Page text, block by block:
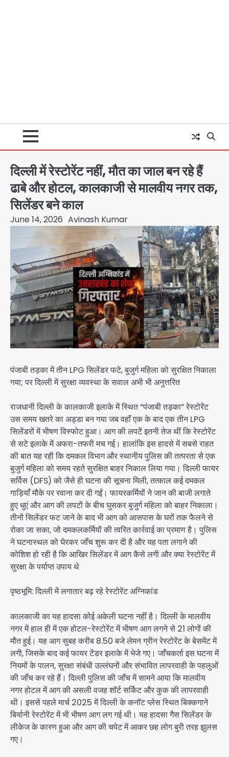
दिल्ली में रेस्टोरेंट नहीं, मौत का जाल बन रहे हैं
ढाबे और होटल, कालकाजी से मालवीय नगर तक,
सिलेंडर बने काल
June 14, 2026 Avinash Kumar
पंजाबी तड़का में तीन LPG सिलेंडर फटे, बुजुर्ग महिला को सुरक्षित निकाला
गया; पर दिल्ली में सुरक्षा व्यवस्था के सवाल अभी भी अनुत्तरित
राजधानी दिल्ली के कालकाजी इलाके में स्थित “पंजाबी तड़का” रेस्टोरेंट
उस समय खतरे का अड्डा बन गया जब वहाँ एक के बाद एक तीन LPG
सिलेंडरों में भीषण विस्फोट हुआ। आग की लपटें इतनी तेज थीं कि रेस्टोरेंट
से सटे इलाके में अफरा-तफरी मच गई। हालांकि इस हादसे में सबसे राहत
की बात यह रही कि दमकल विभाग और स्थानीय पुलिस की तत्परता से एक
बुजुर्ग महिला को समय रहते सुरक्षित बाहर निकाल लिया गया। दिल्ली फायर
सर्विस (DFS) को जैसे ही घटना की सूचना मिली, तत्काल कई दमकल
गाड़ियाँ मौके पर रवाना कर दी गईं। फायरकर्मियों ने जान की बाजी लगाते
हुए धुएं और आग की लपटों के बीच घुसकर बुजुर्ग महिला को बाहर निकाला।
तीनों सिलेंडर फट जाने के बाद भी आग को आसपास के घरों तक फैलने से
रोका जा सका, जो दमकलकर्मियों की त्वरित कार्रवाई का प्रमाण है। पुलिस
ने घटनास्थल को घेरकर जाँच शुरू कर दी है और यह पता लगाने की
कोशिश हो रही है कि आखिर सिलेंडर में आग कैसे लगी और क्या रेस्टोरेंट में
सुरक्षा के पर्याप्त उपाय थे
पृष्ठभूमि: दिल्ली में लगातार बढ़ रहे रेस्टोरेंट अग्निकांड
कालकाजी का यह हादसा कोई अकेली घटना नहीं है। दिल्ली के मालवीय
नगर में हाल ही में एक होटल-रेस्टोरेंट में भीषण आग लगने से 21 लोगों की
मौत हुई। यह आग सुबह करीब 8.50 बजे लेमन ग्रीन रेस्टोरेंट के बेसमेंट में
लगी, जिसके बाद कई फायर टेंडर इलाके में भेजे गए। जाँचकर्ता इस घटना में
नियमों के पालन, सुरक्षा संबंधी उल्लंघनों और संभावित लापरवाही के पहलुओं
की जाँच कर रहे हैं। दिल्ली पुलिस की जाँच में सामने आया कि मालवीय
नगर होटल में आग की असली वजह शॉर्ट सर्किट और कुक की लापरवाही
थी। इससे पहले मार्च 2025 में दिल्ली के कनॉट प्लेस स्थित बिक्कगाने
बिर्यानी रेस्टोरेंट में भी भीषण आग लग गई थी। यह हादसा गैस सिलेंडर के
लीकेज के कारण हुआ और आग की चपेट में आकर छह लोग बुरी तरह झुलस
गए।